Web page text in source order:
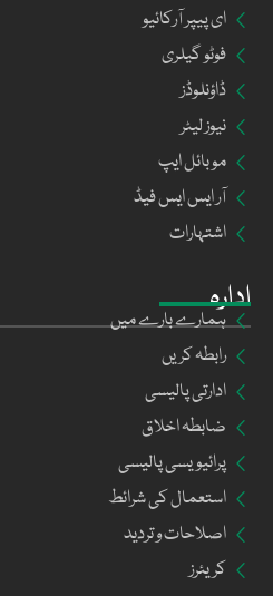
ادارہ
ہمارے بارے میں
رابطہ کریں
ادارتی پالیسی
ضابطہ اخلاق
پرائیویسی پالیسی
استعمال کی شرائط
اصلاحات و تردید
کریئرز
ای پیپر آرکائیو
فوٹو گیلری
ڈاؤنلوڈز
نیوز لیٹر
موبائل ایپ
آر ایس ایس فیڈ
اشتہارات